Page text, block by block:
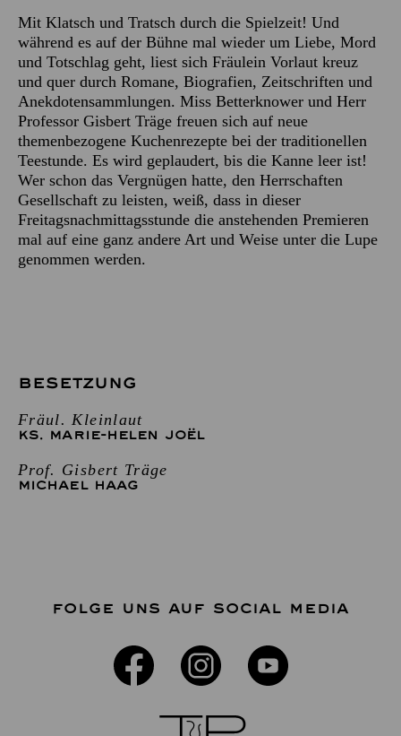
Mit Klatsch und Tratsch durch die Spielzeit! Und
während es auf der Bühne mal wieder um Liebe, Mord
und Totschlag geht, liest sich Fräulein Vorlaut kreuz
und quer durch Romane, Biografien, Zeitschriften und
Anekdotensammlungen. Miss Betterknower und Herr
Professor Gisbert Träge freuen sich auf neue
themenbezogene Kuchenrezepte bei der traditionellen
Teestunde. Es wird geplaudert, bis die Kanne leer ist!
Wer schon das Vergnügen hatte, den Herrschaften
Gesellschaft zu leisten, weiß, dass in dieser
Freitagsnachmittagsstunde die anstehenden Premieren
mal auf eine ganz andere Art und Weise unter die Lupe
genommen werden.
BESETZUNG
Fräul. Kleinlaut
KS. MARIE-HELEN JOËL
Prof. Gisbert Träge
MICHAEL HAAG
FOLGE UNS AUF SOCIAL MEDIA